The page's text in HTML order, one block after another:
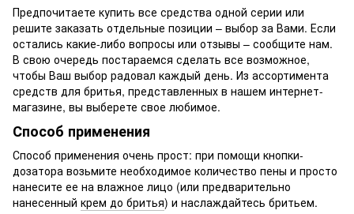
Предпочитаете купить все средства одной серии или
решите заказать отдельные позиции – выбор за Вами. Если
остались какие-либо вопросы или отзывы – сообщите нам.
В свою очередь постараемся сделать все возможное,
чтобы Ваш выбор радовал каждый день. Из ассортимента
средств для бритья, представленных в нашем интернет-
магазине, вы выберете свое любимое.
Способ применения
Способ применения очень прост: при помощи кнопки-
дозатора возьмите необходимое количество пены и просто
нанесите ее на влажное лицо (или предварительно
нанесенный крем до бритья) и наслаждайтесь бритьем.